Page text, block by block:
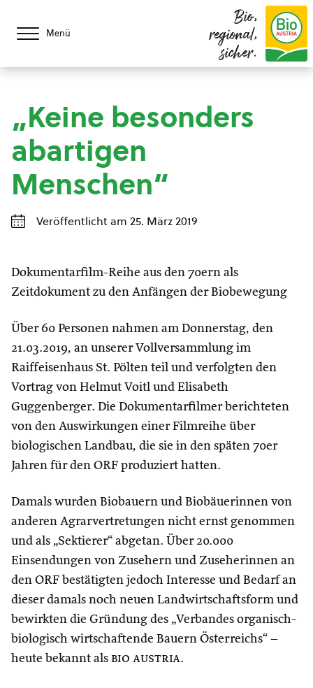
Menü
Bio,
regional,
sicher.
„Keine besonders
abartigen
Menschen“
Veröffentlicht am 25. März 2019
Dokumentarfilm-Reihe aus den 70ern als
Zeitdokument zu den Anfängen der Biobewegung
Über 60 Personen nahmen am Donnerstag, den
21.03.2019, an unserer Vollversammlung im
Raiffeisenhaus St. Pölten teil und verfolgten den
Vortrag von Helmut Voitl und Elisabeth
Guggenberger. Die Dokumentarfilmer berichteten
von den Auswirkungen einer Filmreihe über
biologischen Landbau, die sie in den späten 70er
Jahren für den ORF produziert hatten.
Damals wurden Biobauern und Biobäuerinnen von
anderen Agrarvertretungen nicht ernst genommen
und als „Sektierer“ abgetan. Über 20.000
Einsendungen von Zusehern und Zuseherinnen an
den ORF bestätigten jedoch Interesse und Bedarf an
dieser damals noch neuen Landwirtschaftsform und
bewirkten die Gründung des „Verbandes organisch-
biologisch wirtschaftende Bauern Österreichs“ –
heute bekannt als bio austria.